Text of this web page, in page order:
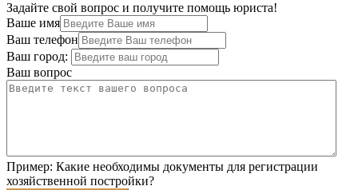
Задайте свой вопрос и получите помощь юриста!
Ваше имя
Ваш телефон
Ваш город:
Ваш вопрос
Пример: Какие необходимы документы для регистрации
хозяйственной постройки?